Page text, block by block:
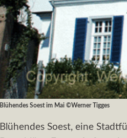
Blühendes Soest im Mai ©Werner Tigges
Blühendes Soest, eine